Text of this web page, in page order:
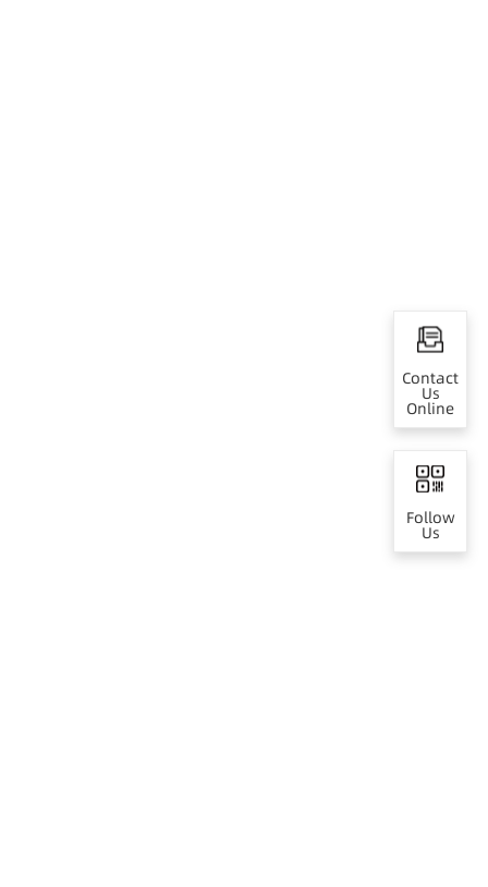
Contact
Us
Online
Follow
Us